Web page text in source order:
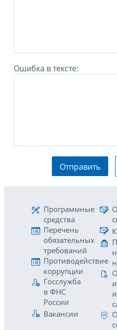
Ошибка в тексте:
Отправить
Программные
средства
Перечень
обязательных
требований
Противодействие
коррупции
Госслужба
в ФНС
России
Вакансии